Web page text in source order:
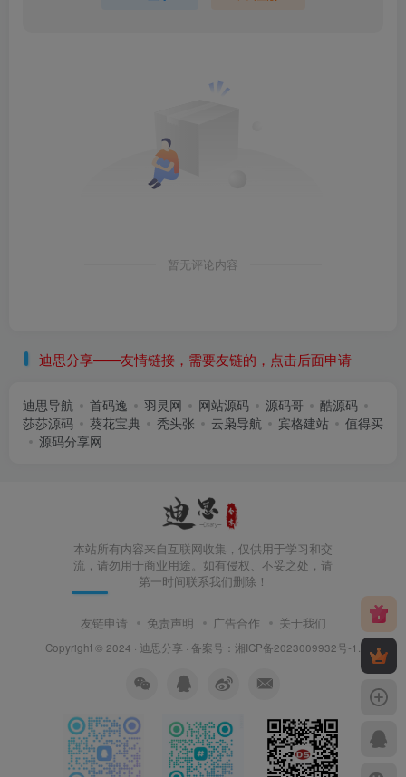
暂无评论内容
迪思分享——友情链接，需要友链的，点击后面申请
迪思导航 首码逸 羽灵网 网站源码 源码哥
酷源码
莎莎源码
葵花宝典 秃头张 云枭导航 宾格建站
值得买
源码分享网
本站所有内容来自互联网收集，仅供用于学习和交
流，请勿用于商业用途。如有侵权、不妥之处，请
第一时间联系我们删除！
友链申请 免责声明 广告合作 关于我们
Copyright © 2024 · 迪思分享 · 备案号： 湘ICP备2023009932号-1